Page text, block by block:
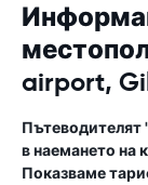
airport,
Пътеводителят
в наемането на
Показваме